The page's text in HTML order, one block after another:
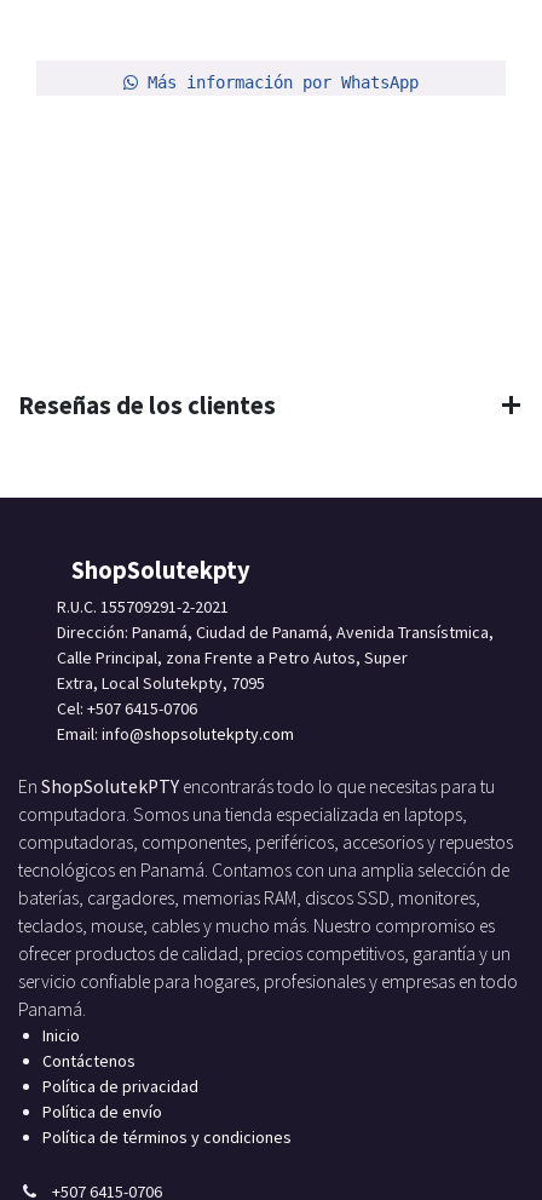
Más información por WhatsApp
Reseñas de los clientes
ShopSolutekpty
R.U.C. 155709291-2-2021
Dirección: Panamá, Ciudad de Panamá, Avenida Transístmica,
Calle Principal, zona Frente a Petro Autos, Super
Extra, Local Solutekpty, 7095
Cel: +507 6415-0706
Email: info@shopsolutekpty.com
En ShopSolutekPTY encontrarás todo lo que necesitas para tu
computadora. Somos una tienda especializada en laptops,
computadoras, componentes, periféricos, accesorios y repuestos
tecnológicos en Panamá. Contamos con una amplia selección de
baterías, cargadores, memorias RAM, discos SSD, monitores,
teclados, mouse, cables y mucho más. Nuestro compromiso es
ofrecer productos de calidad, precios competitivos, garantía y un
servicio confiable para hogares, profesionales y empresas en todo
Panamá.
Inicio
Contáctenos
Política de privacidad
Política de envío
Política de términos y condiciones
+507 6415-0706